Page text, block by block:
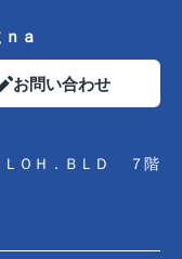
ａ
お問い合わせ
ＬＯＨ．ＢＬＤ ７階